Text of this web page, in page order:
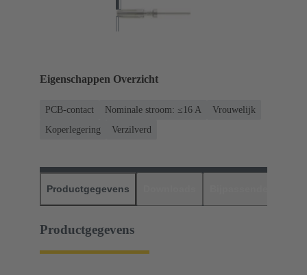
Eigenschappen Overzicht
PCB-contact Nominale stroom: ≤16 A
Vrouwelijk
Koperlegering
Verzilverd
Productgegevens
Productgegevens